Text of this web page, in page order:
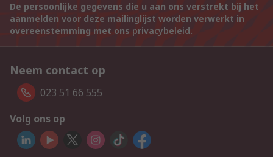
De persoonlijke gegevens die u aan ons verstrekt bij het
aanmelden voor deze mailinglijst worden verwerkt in
overeenstemming met ons privacybeleid.
Neem contact op
023 51 66 555
Volg ons op